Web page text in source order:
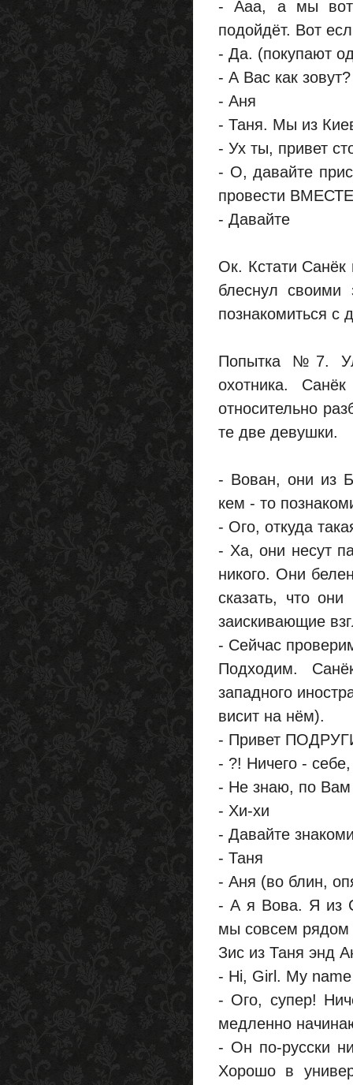
- Ааа, а мы вот
подойдёт. Вот
- Да. (покупают
- А Вас как
- Аня
- Таня. Мы из
- Ух ты, привет
- О, давайте
провести
- Давайте
Ок. Кстати
блеснул своими
познакомиться с
Попытка №7.
охотника.
относительно
те две девушки.
- Вован, они из
кем - то
- Ого, откуда
- Ха, они несут
никого. Они
сказать, что
заискивающие
- Сейчас
Подходим.
западного
висит на нём).
- Привет
- ?! Ничего -
- Не знаю, по
- Хи-хи
- Давайте
- Таня
- Аня (во блин,
- А я Вова. Я из
мы совсем рядом
Зис из Таня энд
- Hi, Girl. My
- Ого, супер!
медленно
- Он по-русски
Хорошо в